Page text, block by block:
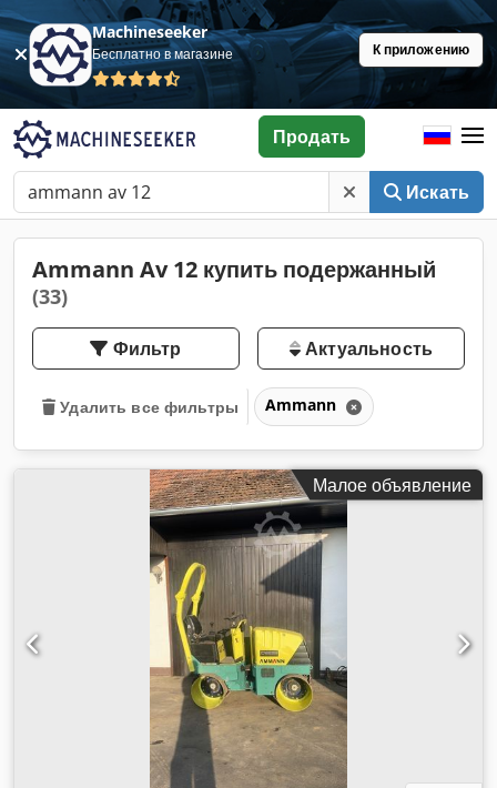
Machineseeker
Бесплатно в магазине К приложению
Искать
Продать
Ammann Av 12 купить подержанный
(33)
Фильтр Актуальность
Удалить все фильтры Ammann
Малое объявление